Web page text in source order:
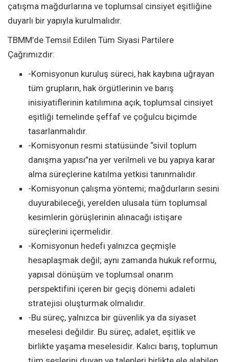
çatışma mağdurlarına ve toplumsal cinsiyet eşitliğine
duyarlı bir yapıyla kurulmalıdır.
TBMM’de Temsil Edilen Tüm Siyasi Partilere
Çağrımızdır:
-Komisyonun kuruluş süreci, hak kaybına uğrayan
tüm grupların, hak örgütlerinin ve barış
inisiyatiflerinin katılımına açık, toplumsal cinsiyet
eşitliği temelinde şeffaf ve çoğulcu biçimde
tasarlanmalıdır.
-Komisyonun resmi statüsünde “sivil toplum
danışma yapısı”na yer verilmeli ve bu yapıya karar
alma süreçlerine katılma yetkisi tanınmalıdır.
-Komisyonun çalışma yöntemi; mağdurların sesini
duyurabileceği, yerelden ulusala tüm toplumsal
kesimlerin görüşlerinin alınacağı istişare
süreçlerini içermelidir.
-Komisyonun hedefi yalnızca geçmişle
hesaplaşmak değil; aynı zamanda hukuk reformu,
yapısal dönüşüm ve toplumsal onarım
perspektifini içeren bir geçiş dönemi adaleti
stratejisi oluşturmak olmalıdır.
-Bu süreç, yalnızca bir güvenlik ya da siyaset
meselesi değildir. Bu süreç, adalet, eşitlik ve
birlikte yaşama meselesidir. Kalıcı barış, toplumun